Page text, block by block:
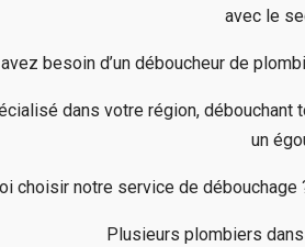
avec le
besoin d’un déboucheur de
dans votre région,
un
choisir notre service de
Plusieurs plombiers